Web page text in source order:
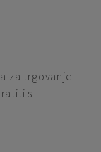
za trgovanje
s